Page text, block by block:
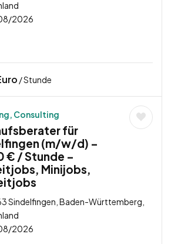
2026
/ Stunde
Consulting
für
(m/w/d) –
€ / Stunde –
Minijobs,
Sindelfingen, Baden-Württemberg,
2026